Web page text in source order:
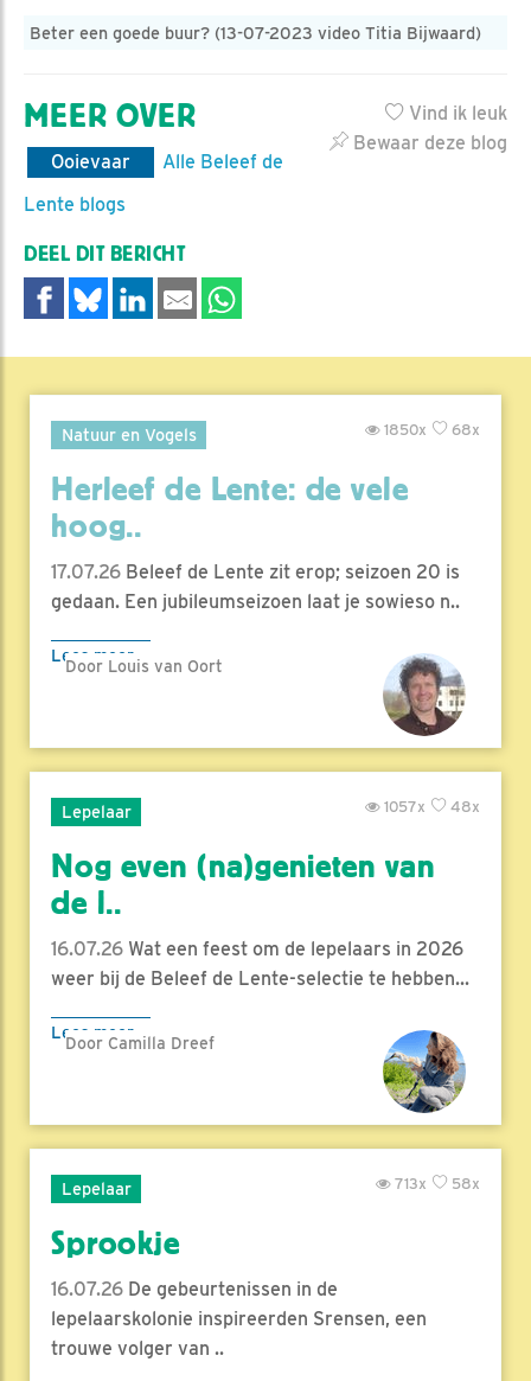
Beter een goede buur? (13-07-2023 video Titia Bijwaard)
Vind ik leuk
Bewaar deze blog
MEER OVER
Ooievaar
Alle Beleef de
Lente blogs
DEEL DIT BERICHT
Natuur en Vogels 68x
1850x
Herleef de Lente: de vele
hoog..
17.07.26 Beleef de Lente zit erop; seizoen 20 is
gedaan. Een jubileumseizoen laat je sowieso n..
Lees meer
Door Louis van Oort
Lepelaar 48x
1057x
Nog even (na)genieten van
de l..
16.07.26 Wat een feest om de lepelaars in 2026
weer bij de Beleef de Lente-selectie te hebben...
Lees meer
Door Camilla Dreef
Lepelaar 58x
713x
Sprookje
16.07.26 De gebeurtenissen in de
lepelaarskolonie inspireerden Srensen, een
trouwe volger van ..